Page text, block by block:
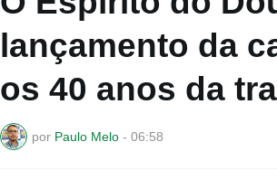
lançamento da
os 40 anos da
por Paulo Melo - 06:58